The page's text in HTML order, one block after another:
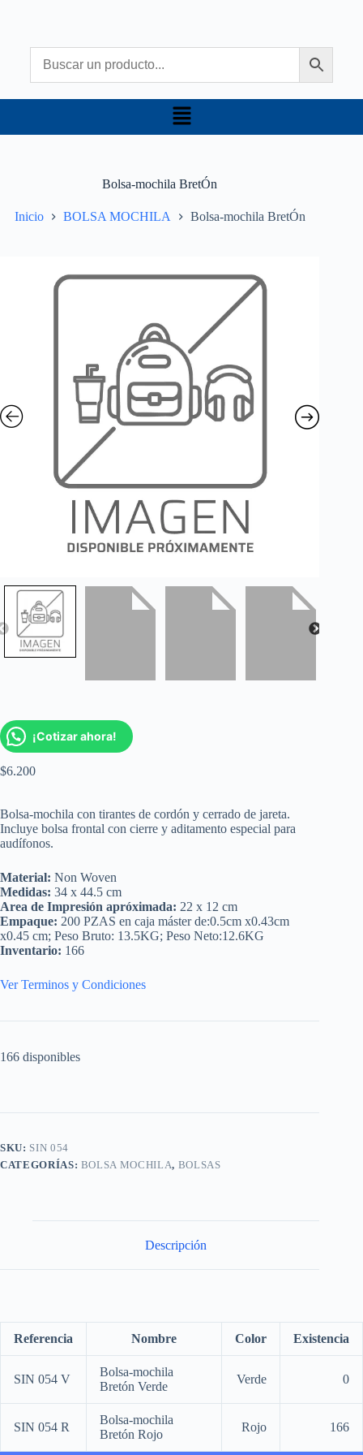
Bolsa-mochila BretÓn
Inicio BOLSA MOCHILA Bolsa-mochila BretÓn
¡Cotizar ahora!
$6.200
Bolsa-mochila con tirantes de cordón y cerrado de jareta.
Incluye bolsa frontal con cierre y aditamento especial para
audífonos.
Material: Non Woven
Medidas: 34 x 44.5 cm
Area de Impresión apróximada: 22 x 12 cm
Empaque: 200 PZAS en caja máster de:0.5cm x0.43cm
x0.45 cm; Peso Bruto: 13.5KG; Peso Neto:12.6KG
Inventario: 166
Ver Terminos y Condiciones
166 disponibles
SKU: SIN 054
CATEGORÍAS: BOLSA MOCHILA, BOLSAS
Descripción
Referencia Nombre Color Existencia
SIN 054 V
Bolsa-mochila
Bretón Verde
Verde 0
SIN 054 R
Bolsa-mochila
Bretón Rojo
Rojo 166